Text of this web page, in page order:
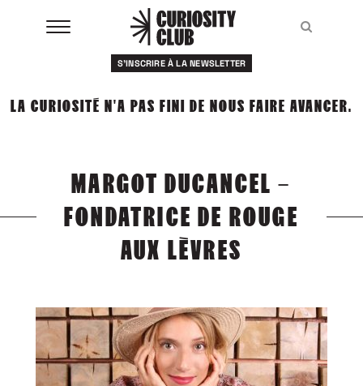
S'INSCRIRE À LA NEWSLETTER
LA CURIOSITÉ N'A PAS FINI DE NOUS FAIRE AVANCER.
MARGOT DUCANCEL –
FONDATRICE DE ROUGE
AUX LÈVRES